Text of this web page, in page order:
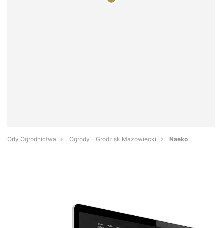
Orły Ogrodnictwa Ogrody - Grodzisk Mazowiecki Naeko